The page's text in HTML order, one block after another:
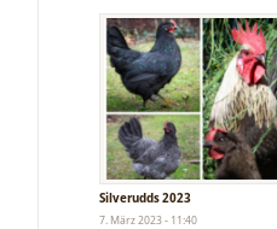
Silverudds 2023
7. März 2023 - 11:40